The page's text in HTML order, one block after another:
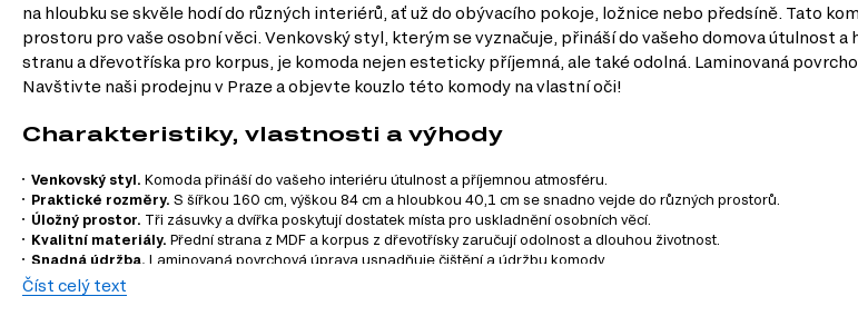
na hloubku se skvěle hodí do různých interiérů, ať už do obývacího pokoje, ložnice nebo předsíně. Tato
prostoru pro vaše osobní věci. Venkovský styl, kterým se vyznačuje, přináší do vašeho domova útulnost
stranu a dřevotříska pro korpus, je komoda nejen esteticky příjemná, ale také odolná. Laminovaná
Navštivte naši prodejnu v Praze a objevte kouzlo této komody na vlastní oči!
Charakteristiky, vlastnosti a výhody
Venkovský styl. Komoda přináší do vašeho interiéru útulnost a příjemnou atmosféru.
Praktické rozměry. S šířkou 160 cm, výškou 84 cm a hloubkou 40,1 cm se snadno vejde do různých prostorů.
Úložný prostor. Tři zásuvky a dvířka poskytují dostatek místa pro uskladnění osobních věcí.
Kvalitní materiály. Přední strana z MDF a korpus z dřevotřísky zaručují odolnost a dlouhou životnost.
Snadná údržba. Laminovaná povrchová úprava usnadňuje čištění a údržbu komody.
Kuličková vedení.
Číst celý text